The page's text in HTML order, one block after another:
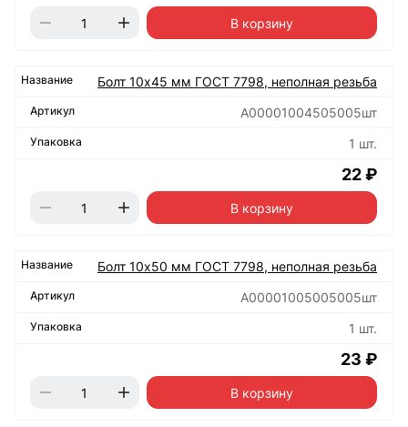
В корзину
Болт 10х45 мм ГОСТ 7798, неполная резьба
А00001004505005шт
1 шт.
22 ₽
В корзину
Болт 10х50 мм ГОСТ 7798, неполная резьба
А00001005005005шт
1 шт.
23 ₽
В корзину